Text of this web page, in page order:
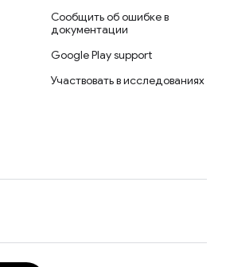
Сообщить об ошибке в
документации
Google Play support
Участвовать в исследованиях